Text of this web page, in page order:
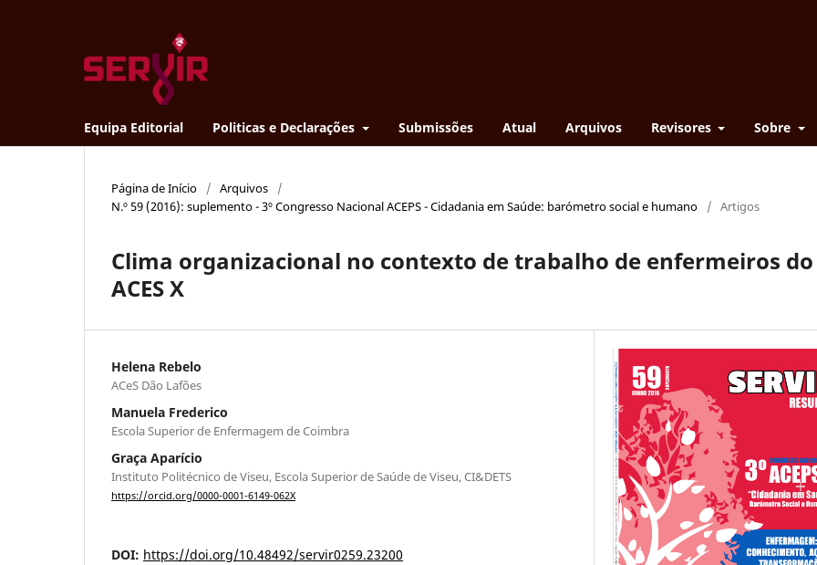
Equipa Editorial Politicas e Declarações Submissões Atual Arquivos Revisores Sobre
Página de Início / Arquivos
/
N.º 59 (2016): suplemento - 3º Congresso Nacional ACEPS - Cidadania em Saúde: barómetro social e humano
/ Artigos
Clima organizacional no contexto de trabalho de enfermeiros do
ACES X
Helena Rebelo
ACeS Dão Lafões
Manuela Frederico
Escola Superior de Enfermagem de Coimbra
Graça Aparício
Instituto Politécnico de Viseu, Escola Superior de Saúde de Viseu, CI&DETS
https://orcid.org/0000-0001-6149-062X
DOI: https://doi.org/10.48492/servir0259.23200